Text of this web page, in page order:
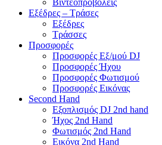
Βιντεοπροβολείς
Εξέδρες – Τράσες
Εξέδρες
Τράσσες
Προσφορές
Προσφορές Εξ/μού DJ
Προσφορές Ήχου
Προσφορές Φωτισμού
Προσφορές Εικόνας
Second Hand
Εξοπλισμός DJ 2nd hand
Ήχος 2nd Hand
Φωτισμός 2nd Hand
Εικόνα 2nd Hand